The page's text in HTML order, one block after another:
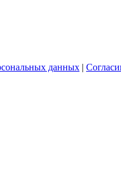
данных |